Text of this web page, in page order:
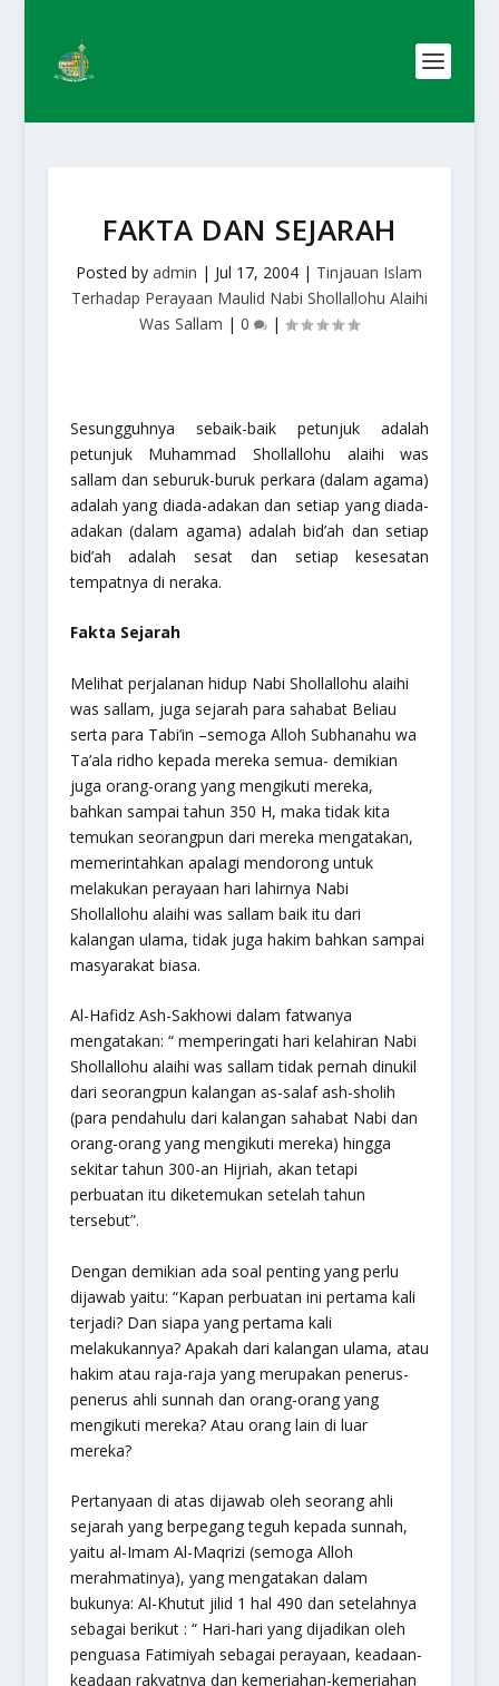
FAKTA DAN SEJARAH
Posted byadmin | Jul 17, 2004 | Tinjauan Islam
Terhadap Perayaan Maulid Nabi Shollallohu Alaihi
Was Sallam |0 |
Sesungguhnya sebaik-baik petunjuk adalah
petunjuk Muhammad Shollallohu alaihi was
sallam dan seburuk-buruk perkara (dalam agama)
adalah yang diada-adakan dan setiap yang diada-
adakan (dalam agama) adalah bid’ah dan setiap
bid’ah adalah sesat dan setiap kesesatan
tempatnya di neraka.
Fakta Sejarah
Melihat perjalanan hidup Nabi Shollallohu alaihi
was sallam, juga sejarah para sahabat Beliau
serta para Tabi’in –semoga Alloh Subhanahu wa
Ta’ala ridho kepada mereka semua- demikian
juga orang-orang yang mengikuti mereka,
bahkan sampai tahun 350 H, maka tidak kita
temukan seorangpun dari mereka mengatakan,
memerintahkan apalagi mendorong untuk
melakukan perayaan hari lahirnya Nabi
Shollallohu alaihi was sallam baik itu dari
kalangan ulama, tidak juga hakim bahkan sampai
masyarakat biasa.
Al-Hafidz Ash-Sakhowi dalam fatwanya
mengatakan: “ memperingati hari kelahiran Nabi
Shollallohu alaihi was sallam tidak pernah dinukil
dari seorangpun kalangan as-salaf ash-sholih
(para pendahulu dari kalangan sahabat Nabi dan
orang-orang yang mengikuti mereka) hingga
sekitar tahun 300-an Hijriah, akan tetapi
perbuatan itu diketemukan setelah tahun
tersebut”.
Dengan demikian ada soal penting yang perlu
dijawab yaitu: “Kapan perbuatan ini pertama kali
terjadi? Dan siapa yang pertama kali
melakukannya? Apakah dari kalangan ulama, atau
hakim atau raja-raja yang merupakan penerus-
penerus ahli sunnah dan orang-orang yang
mengikuti mereka? Atau orang lain di luar
mereka?
Pertanyaan di atas dijawab oleh seorang ahli
sejarah yang berpegang teguh kepada sunnah,
yaitu al-Imam Al-Maqrizi (semoga Alloh
merahmatinya), yang mengatakan dalam
bukunya: Al-Khutut jilid 1 hal 490 dan setelahnya
sebagai berikut : “ Hari-hari yang dijadikan oleh
penguasa Fatimiyah sebagai perayaan, keadaan-
keadaan rakyatnya dan kemeriahan-kemeriahan